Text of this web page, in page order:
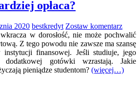
opłaca?
2020 bestkredyt Zostaw komentarz
w dorosłość, nie może pochwalić
Z tego powodu nie zawsze ma szansę
instytucji finansowej. Jeśli studiuje, jego
dodatkowej gotówki wzrastają. Jakie
pieniądze studentom? (więcej…)